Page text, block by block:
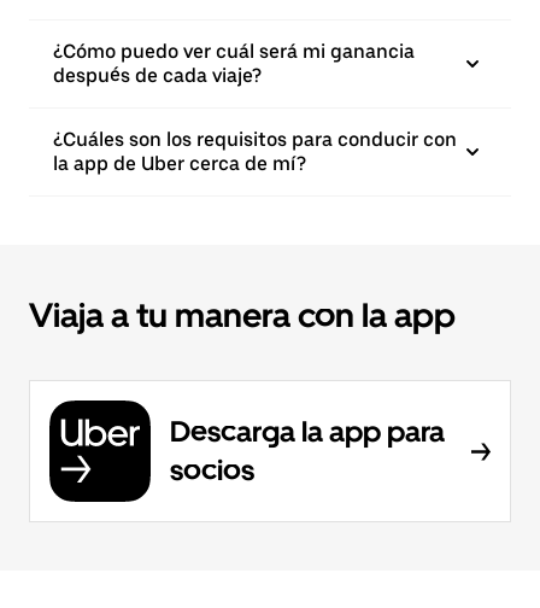
¿Cómo puedo ver cuál será mi ganancia
después de cada viaje?
¿Cuáles son los requisitos para conducir con
la app de Uber cerca de mí?
Viaja a tu manera con la app
Descarga la app para
socios